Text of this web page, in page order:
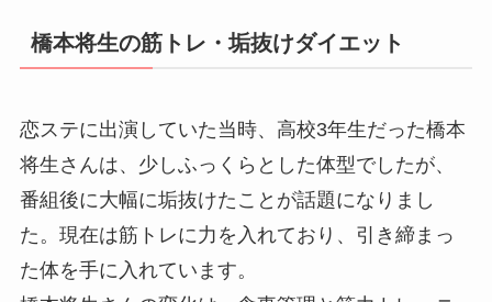
橋本将生の筋トレ・垢抜けダイエット
恋ステに出演していた当時、高校3年生だった橋本
将生さんは、少しふっくらとした体型でしたが、
番組後に大幅に垢抜けたことが話題になりまし
た。現在は筋トレに力を入れており、引き締まっ
た体を手に入れています。